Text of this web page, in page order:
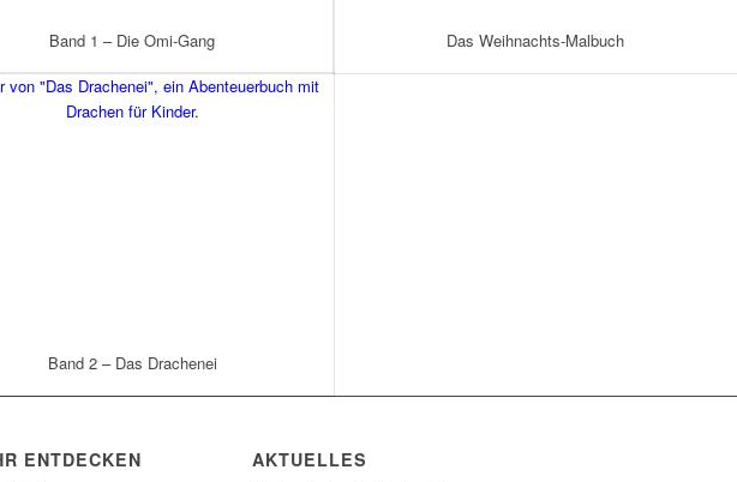
Band 1 – Die Omi-Gang Das Weihnachts-Malbuch
Band 2 – Das Drachenei
ENTDECKEN AKTUELLES